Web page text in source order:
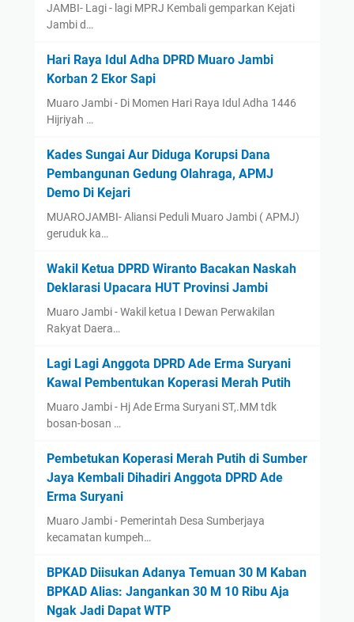
JAMBI- Lagi - lagi MPRJ Kembali gemparkan Kejati
Jambi d…
Hari Raya Idul Adha DPRD Muaro Jambi
Korban 2 Ekor Sapi
Muaro Jambi - Di Momen Hari Raya Idul Adha 1446
Hijriyah …
Kades Sungai Aur Diduga Korupsi Dana
Pembangunan Gedung Olahraga, APMJ
Demo Di Kejari
MUAROJAMBI- Aliansi Peduli Muaro Jambi ( APMJ)
geruduk ka…
Wakil Ketua DPRD Wiranto Bacakan Naskah
Deklarasi Upacara HUT Provinsi Jambi
Muaro Jambi - Wakil ketua I Dewan Perwakilan
Rakyat Daera…
Lagi Lagi Anggota DPRD Ade Erma Suryani
Kawal Pembentukan Koperasi Merah Putih
Muaro Jambi - Hj Ade Erma Suryani ST,.MM tdk
bosan-bosan …
Pembetukan Koperasi Merah Putih di Sumber
Jaya Kembali Dihadiri Anggota DPRD Ade
Erma Suryani
Muaro Jambi - Pemerintah Desa Sumberjaya
kecamatan kumpeh…
BPKAD Diisukan Adanya Temuan 30 M Kaban
BPKAD Alias: Jangankan 30 M 10 Ribu Aja
Ngak Jadi Dapat WTP ‎